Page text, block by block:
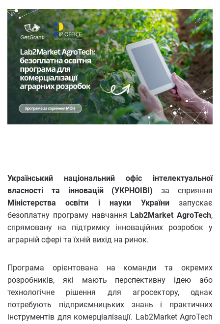
Український національний офіс інтелектуальної
власності та інновацій (УКРНОІВІ) за сприяння
Міністерства освіти і науки Українизапускає
безоплатну програму навчання Lab2Market AgroTech,
спрямовану на підтримку інноваційних розробок у
аграрній сфері та їхній вихід на ринок.
Програма орієнтована на команди та окремих
розробників, які мають перспективну ідею або
технологічне рішення для агросектору, однак
потребують підприємницьких знань і практичних
інструментів для комерціалізації. Lab2Market AgroTech